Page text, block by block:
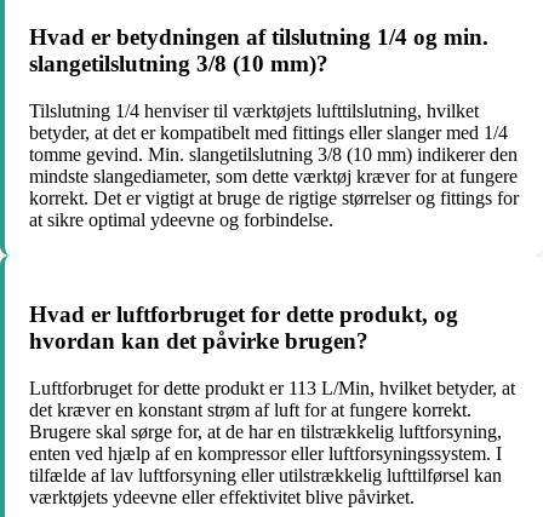
Hvad er betydningen af tilslutning 1/4 og min.
slangetilslutning 3/8 (10 mm)?
Tilslutning 1/4 henviser til værktøjets lufttilslutning, hvilket
betyder, at det er kompatibelt med fittings eller slanger med 1/4
tomme gevind. Min. slangetilslutning 3/8 (10 mm) indikerer den
mindste slangediameter, som dette værktøj kræver for at fungere
korrekt. Det er vigtigt at bruge de rigtige størrelser og fittings for
at sikre optimal ydeevne og forbindelse.
Hvad er luftforbruget for dette produkt, og
hvordan kan det påvirke brugen?
Luftforbruget for dette produkt er 113 L/Min, hvilket betyder, at
det kræver en konstant strøm af luft for at fungere korrekt.
Brugere skal sørge for, at de har en tilstrækkelig luftforsyning,
enten ved hjælp af en kompressor eller luftforsyningssystem. I
tilfælde af lav luftforsyning eller utilstrækkelig lufttilførsel kan
værktøjets ydeevne eller effektivitet blive påvirket.